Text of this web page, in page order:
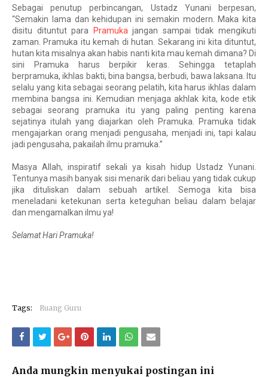
Sebagai penutup perbincangan, Ustadz Yunani berpesan,
“Semakin lama dan kehidupan ini semakin modern. Maka kita
disitu dituntut para
Pramuka jangan sampai tidak mengikuti
zaman. Pramuka itu kemah di hutan. Sekarang ini kita dituntut,
hutan kita misalnya akan habis nanti kita mau kemah dimana? Di
sini Pramuka harus berpikir keras. Sehingga tetaplah
berpramuka, ikhlas bakti, bina bangsa, berbudi, bawa laksana. Itu
selalu yang kita sebagai seorang pelatih, kita harus ikhlas dalam
membina bangsa ini. Kemudian menjaga akhlak kita, kode etik
sebagai seorang pramuka itu yang paling penting karena
sejatinya itulah yang diajarkan oleh Pramuka. Pramuka tidak
mengajarkan orang menjadi pengusaha, menjadi ini, tapi kalau
jadi pengusaha, pakailah ilmu pramuka.”
Masya Allah, inspiratif sekali ya kisah hidup Ustadz Yunani.
Tentunya masih banyak sisi menarik dari beliau yang tidak cukup
jika dituliskan dalam sebuah artikel. Semoga kita bisa
meneladani ketekunan serta keteguhan beliau dalam belajar
dan mengamalkan ilmu ya!
Selamat Hari Pramuka!
Tags: Ruang Guru
Anda mungkin menyukai postingan ini